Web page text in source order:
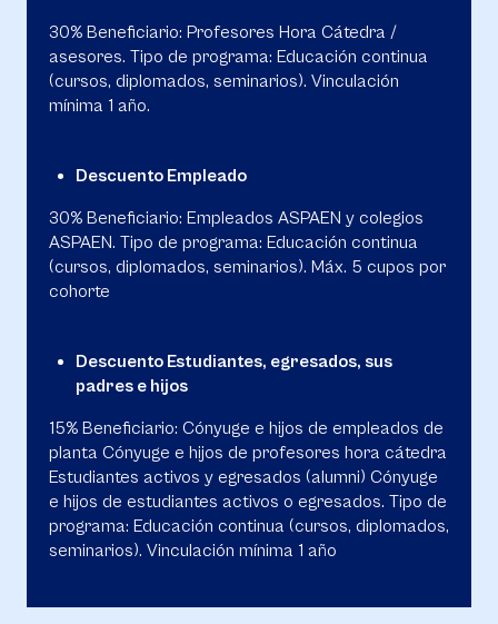
30% Beneficiario: Profesores Hora Cátedra /
asesores. Tipo de programa: Educación continua
(cursos, diplomados, seminarios). Vinculación
mínima 1 año.
Descuento Empleado
30% Beneficiario: Empleados ASPAEN y colegios
ASPAEN. Tipo de programa: Educación continua
(cursos, diplomados, seminarios). Máx. 5 cupos por
cohorte
Descuento Estudiantes, egresados, sus
padres e hijos
15% Beneficiario: Cónyuge e hijos de empleados de
planta Cónyuge e hijos de profesores hora cátedra
Estudiantes activos y egresados (alumni) Cónyuge
e hijos de estudiantes activos o egresados. Tipo de
programa: Educación continua (cursos, diplomados,
seminarios). Vinculación mínima 1 año